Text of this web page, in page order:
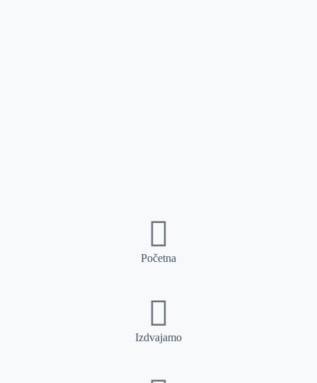
Početna
Izdvajamo